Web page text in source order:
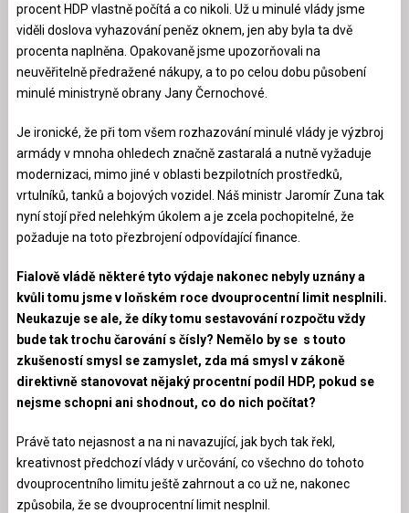
procent HDP vlastně počítá a co nikoli. Už u minulé vlády jsme
viděli doslova vyhazování peněz oknem, jen aby byla ta dvě
procenta naplněna. Opakovaně jsme upozorňovali na
neuvěřitelně předražené nákupy, a to po celou dobu působení
minulé ministryně obrany Jany Černochové.
Je ironické, že při tom všem rozhazování minulé vlády je výzbroj
armády v mnoha ohledech značně zastaralá a nutně vyžaduje
modernizaci, mimo jiné v oblasti bezpilotních prostředků,
vrtulníků, tanků a bojových vozidel. Náš ministr Jaromír Zuna tak
nyní stojí před nelehkým úkolem a je zcela pochopitelné, že
požaduje na toto přezbrojení odpovídající finance.
Fialově vládě některé tyto výdaje nakonec nebyly uznány a
kvůli tomu jsme v loňském roce dvouprocentní limit nesplnili.
Neukazuje se ale, že díky tomu sestavování rozpočtu vždy
bude tak trochu čarování s čísly? Nemělo by se s touto
zkušeností smysl se zamyslet, zda má smysl v zákoně
direktivně stanovovat nějaký procentní podíl HDP, pokud se
nejsme schopni ani shodnout, co do nich počítat?
Právě tato nejasnost a na ni navazující, jak bych tak řekl,
kreativnost předchozí vlády v určování, co všechno do tohoto
dvouprocentního limitu ještě zahrnout a co už ne, nakonec
způsobila, že se dvouprocentní limit nesplnil.